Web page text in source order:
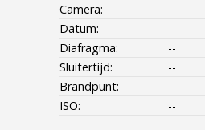
Camera:
Datum:
--
Diafragma:
--
Sluitertijd:
--
Brandpunt:
ISO:
--